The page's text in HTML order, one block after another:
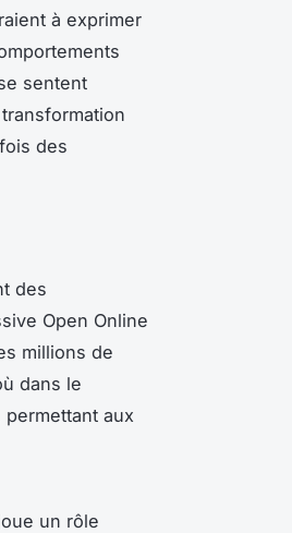
à exprimer
sentent
des
des
Open Online
millions de
dans le
aux
un rôle